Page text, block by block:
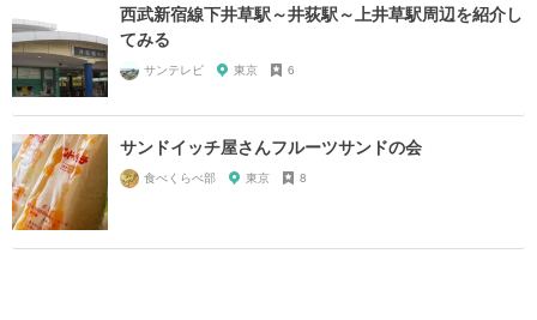
西武新宿線下井草駅～井荻駅～上井草駅周辺を紹介し
てみる
サンテレビ 東京 6
サンドイッチ屋さんフルーツサンドの会
食べくらべ部 東京 8